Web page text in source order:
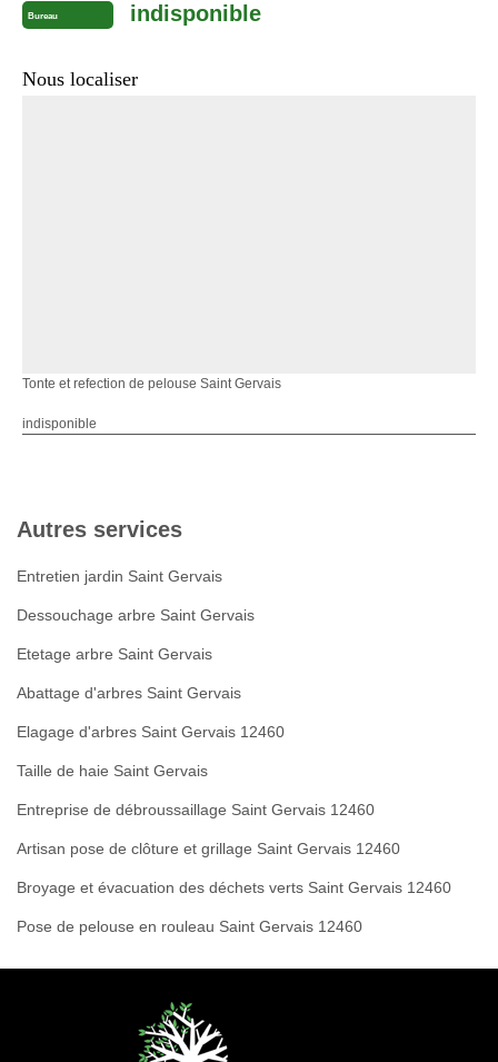
Bureau indisponible
Nous localiser
Tonte et refection de pelouse Saint Gervais
indisponible
Autres services
Entretien jardin Saint Gervais
Dessouchage arbre Saint Gervais
Etetage arbre Saint Gervais
Abattage d'arbres Saint Gervais
Elagage d'arbres Saint Gervais 12460
Taille de haie Saint Gervais
Entreprise de débroussaillage Saint Gervais 12460
Artisan pose de clôture et grillage Saint Gervais 12460
Broyage et évacuation des déchets verts Saint Gervais 12460
Pose de pelouse en rouleau Saint Gervais 12460